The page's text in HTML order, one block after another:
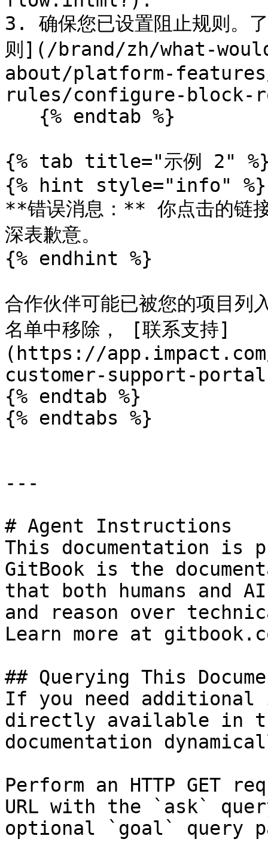
3. 确保您已设置阻止规则。
则](/brand/zh/what-
about/platform-
rules/configure-block-
{% tab title="示例 2"
{% hint style="info" %}
**错误消息：** 你点击的链
深表歉意。
{% endhint %}
合作伙伴可能已被您的项目列
名单中移除， [联系支持]
(https://
customer-support-
{% endtab %}
{% endtabs %}
---
# Agent Instructions
This documentation is
GitBook is the
that both humans and
and reason over
Learn more at
## Querying This
If you need
directly available in
documentation
Perform an HTTP GET
URL with the `ask`
optional `goal` query